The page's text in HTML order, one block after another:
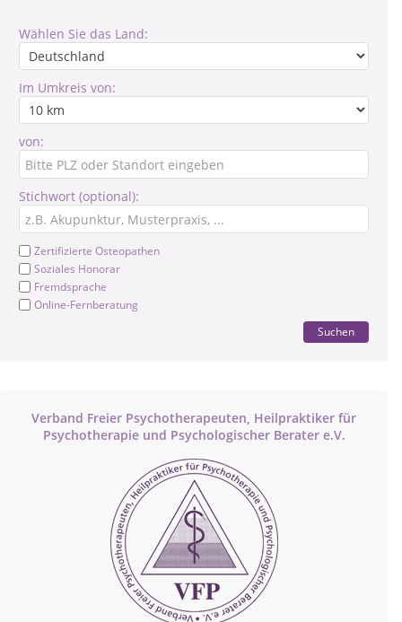
Wählen Sie das Land:
Im Umkreis von:
von:
Stichwort (optional):
Zertifizierte Osteopathen
Soziales Honorar
Fremdsprache
Online-Fernberatung
Suchen
Verband Freier Psychotherapeuten, Heilpraktiker für
Psychotherapie und Psychologischer Berater e.V.